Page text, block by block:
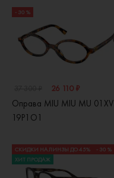
- 30 %
26 110 ₽
Оправа MIU MIU MU 01XV
19P1O1
СКИДКИ НА ЛИНЗЫ ДО 45%
- 30 %
ХИТ ПРОДАЖ